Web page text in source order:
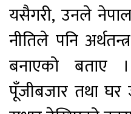
यसैगरी, उनले
नीतिले पनि
बनाएको बताए
पूँजीबजार तथा घर